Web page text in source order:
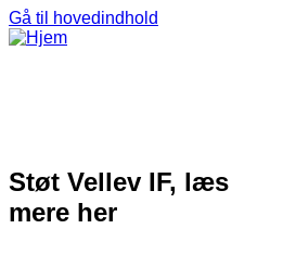
Gå til hovedindhold
Støt Vellev IF, læs
mere her